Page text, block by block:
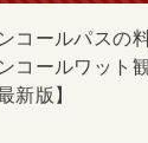
コールパスの
コールワット
新版】